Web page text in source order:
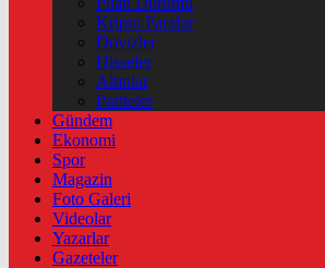
Kripto Paralar
Dövizler
Hisseler
Altınlar
Pariteler
Gündem
Ekonomi
Spor
Magazin
Foto Galeri
Videolar
Yazarlar
Gazeteler